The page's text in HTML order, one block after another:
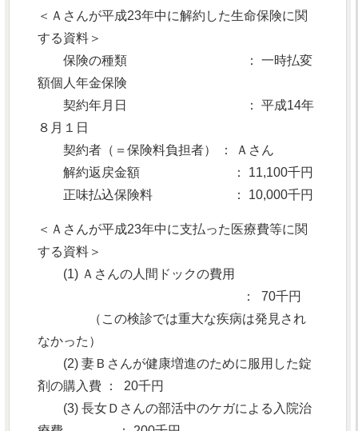
＜Ａさんが平成23年中に解約した生命保険に関
する資料＞
保険の種類 ： 一時払変
額個人年金保険
契約年月日 ： 平成14年
８月１日
契約者（＝保険料負担者） ： Ａさん
解約返戻金額 ： 11,100千円
正味払込保険料 ： 10,000千円
＜Ａさんが平成23年中に支払った医療費等に関
する資料＞
(1) Ａさんの人間ドックの費用
： 70千円
（この検診では重大な疾病は発見され
なかった）
(2) 妻Ｂさんが健康増進のために服用した錠
剤の購入費 ： 20千円
(3) 長女Ｄさんの部活中のケガによる入院治